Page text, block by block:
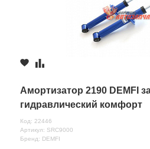
Амортизатор 2190 DEMFI
гидравлический комфорт
Код: 22446
Артикул: SRC9000
Бренд: DEMFI